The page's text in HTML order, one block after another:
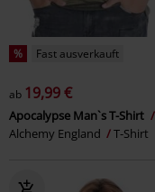
% Fast ausverkauft
ab 19,99 €
Apocalypse Man`s T-Shirt
Alchemy England
T-Shirt